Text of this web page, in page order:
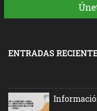
ENTRADAS